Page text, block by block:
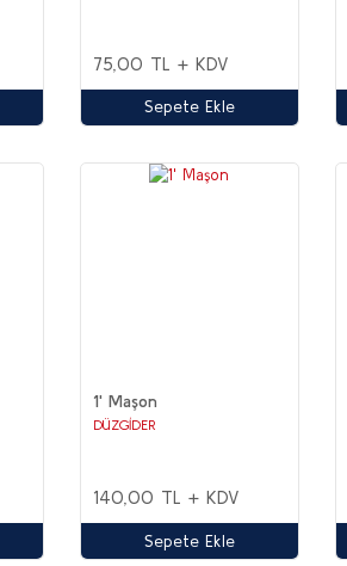
75,00 TL + KDV
Sepete Ekle
1' Maşon
DÜZGİDER
140,00 TL + KDV
Sepete Ekle